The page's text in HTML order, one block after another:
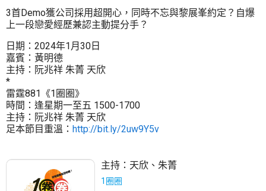
3首Demo獲公司採用超開心，同時不忘與黎展峯約定？自爆
上一段戀愛經歷兼認主動提分手？
日期：2024年1月30日
嘉賓：黃明德
主持：阮兆祥 朱菁 天欣
*
雷霆881《1圈圈》
時間：逢星期一至五 1500-1700
主持：阮兆祥 朱菁 天欣
足本節目重溫： http://bit.ly/2uw9Y5v
主持： 天欣 、 朱菁
1圈圈